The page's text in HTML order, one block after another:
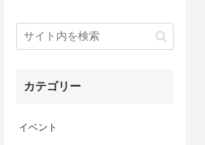
カテゴリー
イベント